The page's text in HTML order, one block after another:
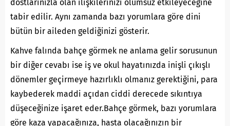
dostlarınızla olan ilişkilerinizi olumsuz etkileyeceğine
tabir edilir. Aynı zamanda bazı yorumlara göre dini
bütün bir aileden geldiğinizi gösterir.
Kahve falında bahçe görmek ne anlama gelir sorusunun
bir diğer cevabı ise iş ve okul hayatınızda inişli çıkışlı
dönemler geçirmeye hazırlıklı olmanız gerektiğini, para
kaybederek maddi açıdan ciddi derecede sıkıntıya
düşeceğinize işaret eder.Bahçe görmek, bazı yorumlara
göre kaza yapacağınıza, hasta olacağınızın bir